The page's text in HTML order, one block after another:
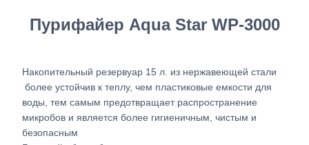
Пурифайер Aqua Star WP-3000
Накопительный резервуар 15 л. из нержавеющей стали
более устойчив к теплу, чем пластиковые емкости для
воды, тем самым предотвращает распространение
микробов и является более гигиеничным, чистым и
безопасным